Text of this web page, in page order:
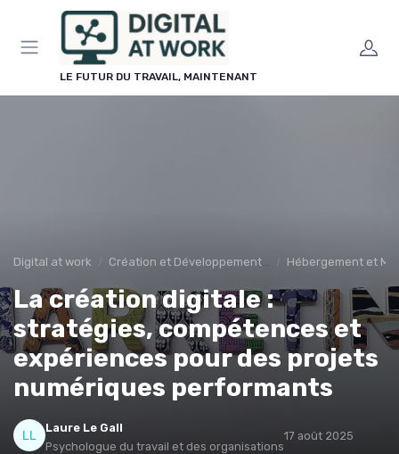
LE FUTUR DU TRAVAIL, MAINTENANT
Digital at work Création et Développement de Sites Web Hébergement et
La création digitale :
stratégies, compétences et
expériences pour des projets
numériques performants
Laure Le Gall
Psychologue du travail et des organisations
17 août 2025
Panneau de gestion des cookies